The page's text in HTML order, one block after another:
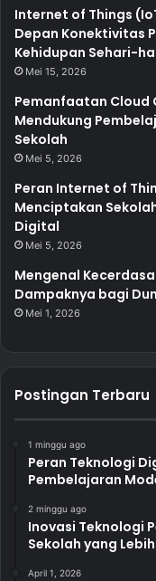
Internet of Things
Depan Konektivitas
Kehidupan Sehari-
Mei 15, 2026
Pemanfaatan Cloud
Mendukung
Sekolah
Mei 5, 2026
Peran Internet of
Menciptakan
Digital
Mei 5, 2026
Mengenal
Dampaknya bagi
Mei 1, 2026
Postingan Terbaru
1 minggu ago
Peran Teknologi
Pembelajaran
2 minggu ago
Inovasi Teknologi
Sekolah yang
April 1, 2026